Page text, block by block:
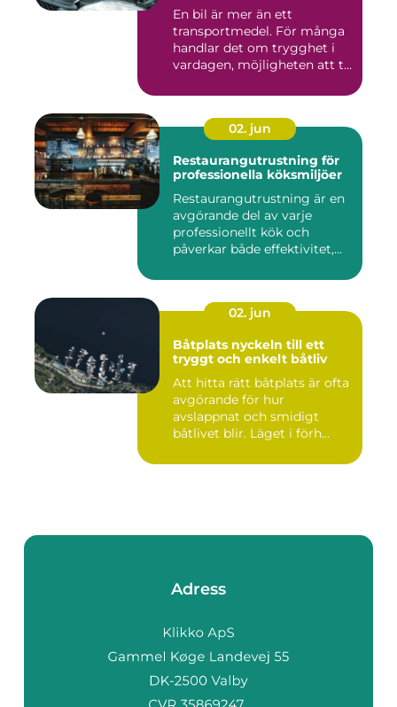
En bil är mer än ett
transportmedel. För många
handlar det om trygghet i
vardagen, möjligheten att t...
02. jun
Restaurangutrustning för
professionella köksmiljöer
Restaurangutrustning är en
avgörande del av varje
professionellt kök och
påverkar både effektivitet,...
02. jun
Båtplats nyckeln till ett
tryggt och enkelt båtliv
Att hitta rätt båtplats är ofta
avgörande för hur
avslappnat och smidigt
båtlivet blir. Läget i förh...
Adress